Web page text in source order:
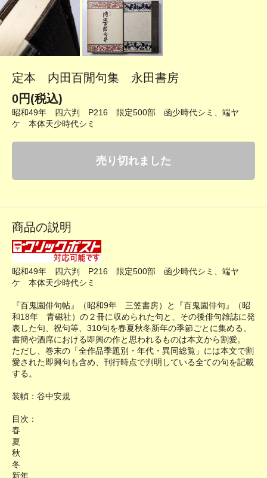
定本 内田百閒句集 永田書房
0円(税込)
昭和49年 四六判 P216 限定500部 函少時代シミ、端ヤ
ケ 本体天少時代シミ
売り切れました
商品の説明
昭和49年 四六判 P216 限定500部 函少時代シミ、端ヤ
ケ 本体天少時代シミ
『百鬼園俳句帖』（昭和9年 三笠書房）と『百鬼園俳句』（昭
和18年 青磁社）の２冊に収められた句と、その後俳句雑誌に発
表した句、祝句等、310句を春夏秋冬新年の季節ごとに集める。
書簡や酒席における即興の作と思われるものは本文から割愛。
ただし、巻末の「全作品季題別・年代・異同総覧」には本文で割
愛された即興句も含め、刊行時点で判明している全ての句を記載
する。
装幀：谷中安規
目次：
春
夏
秋
冬
新年